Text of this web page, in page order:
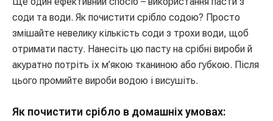
соди та води. Як почистити срібло содою? Просто
змішайте невелику кількість соди з трохи води, щоб
отримати пасту. Нанесіть цю пасту на срібні вироби й
акуратно потріть їх м’якою тканиною або губкою. Після
цього промийте вироби водою і висушіть.
Як почистити срібло в домашніх умовах: